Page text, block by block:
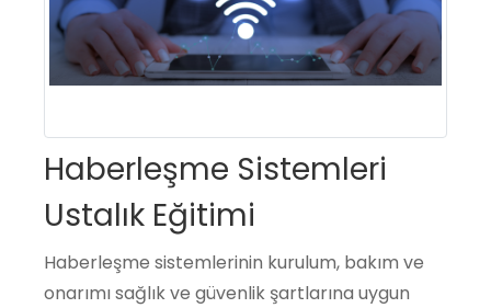
Haberleşme Sistemleri
Ustalık Eğitimi
Haberleşme sistemlerinin kurulum, bakım ve
onarımı sağlık ve güvenlik şartlarına uygun